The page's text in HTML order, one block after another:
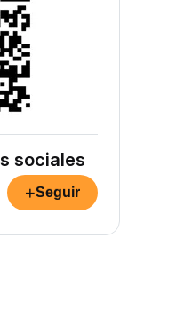
sociales
+Seguir